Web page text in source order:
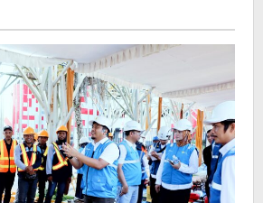
dan
Pasukan
Pekerjaan
Kontruksi
Jaringan